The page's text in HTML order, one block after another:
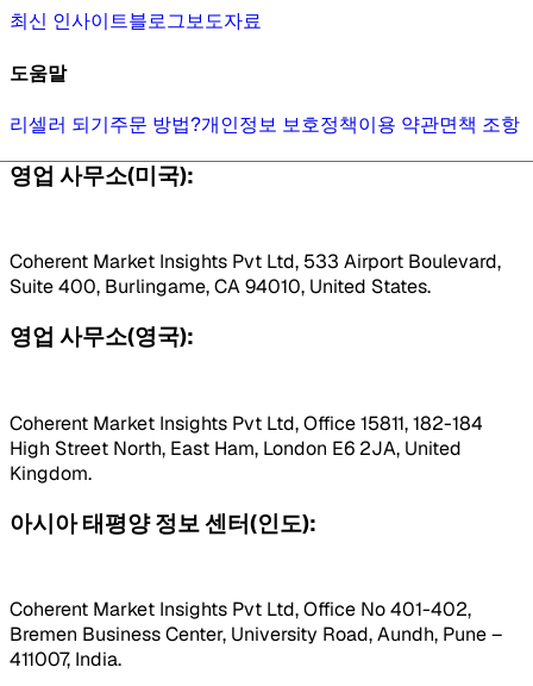
최신 인사이트블로그보도자료
도움말
리셀러 되기주문 방법?개인정보 보호정책이용 약관면책 조항
영업 사무소(미국):
Coherent Market Insights Pvt Ltd, 533 Airport Boulevard,
Suite 400, Burlingame, CA 94010, United States.
영업 사무소(영국):
Coherent Market Insights Pvt Ltd, Office 15811, 182-184
High Street North, East Ham, London E6 2JA, United
Kingdom.
아시아 태평양 정보 센터(인도):
Coherent Market Insights Pvt Ltd, Office No 401-402,
Bremen Business Center, University Road, Aundh, Pune –
411007, India.